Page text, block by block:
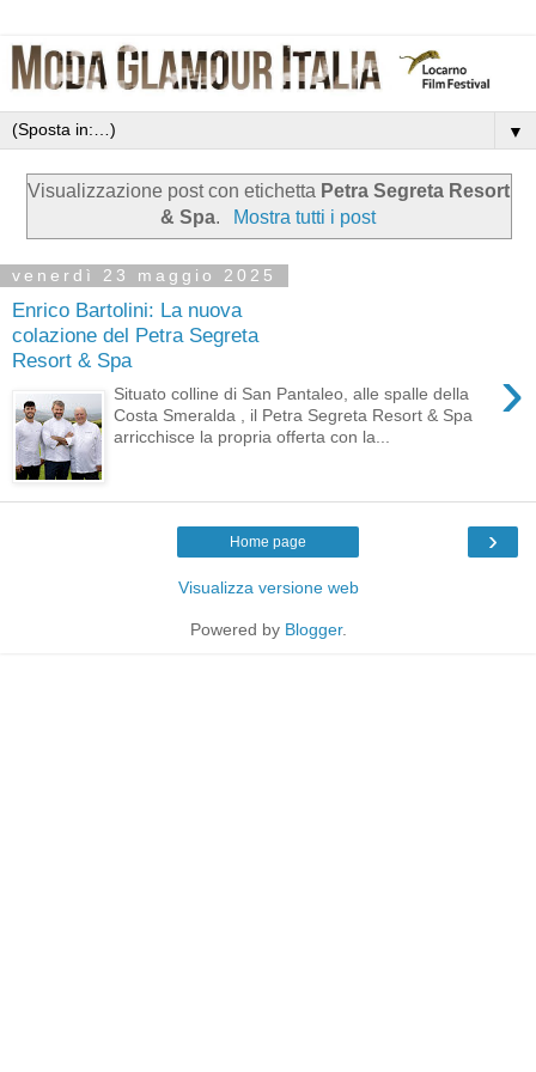
▼
Visualizzazione post con etichetta Petra Segreta Resort
& Spa. Mostra tutti i post
venerdì 23 maggio 2025
Enrico Bartolini: La nuova
colazione del Petra Segreta
Resort & Spa
›
Situato colline di San Pantaleo, alle spalle della
Costa Smeralda , il Petra Segreta Resort & Spa
arricchisce la propria offerta con la...
›
Home page
Visualizza versione web
Powered by Blogger.